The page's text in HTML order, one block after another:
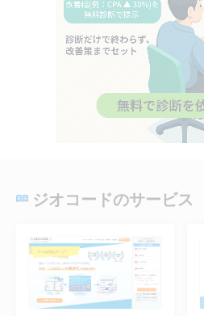
ジオコードのサービス